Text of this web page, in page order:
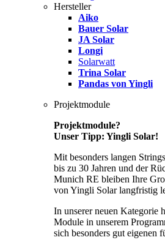
Hersteller
Aiko
Bauer Solar
JA Solar
Longi
Solarwatt
Trina Solar
Pandas von Yingli
Projektmodule
Projektmodule?
Unser Tipp: Yingli Solar!
Mit besonders langen
bis zu 30 Jahren und der
Munich RE bleiben Ihre
von Yingli Solar langfristig
In unserer neuen Kategorie
Module in unserem
sich besonders gut eigenen